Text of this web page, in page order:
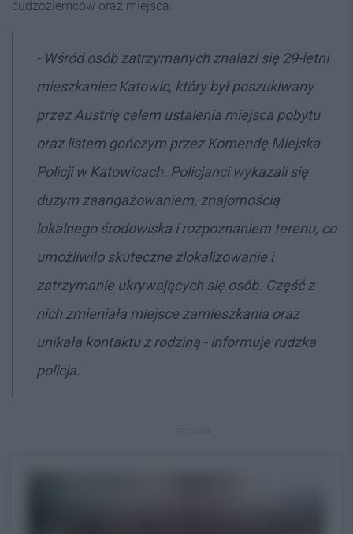
cudzoziemców oraz miejsca.
- Wśród osób zatrzymanych znalazł się 29-letni
mieszkaniec Katowic, który był poszukiwany
przez Austrię celem ustalenia miejsca pobytu
oraz listem gończym przez Komendę Miejska
Policji w Katowicach. Policjanci wykazali się
dużym zaangażowaniem, znajomością
lokalnego środowiska i rozpoznaniem terenu, co
umożliwiło skuteczne zlokalizowanie i
zatrzymanie ukrywających się osób. Część z
nich zmieniała miejsce zamieszkania oraz
unikała kontaktu z rodziną - informuje rudzka
policja.